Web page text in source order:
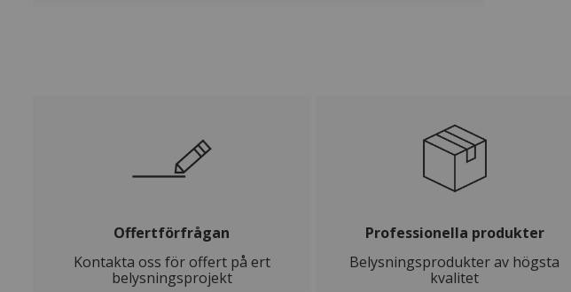
Offertförfrågan
Kontakta oss för offert på ert
belysningsprojekt
Professionella produkter
Belysningsprodukter av högsta
kvalitet